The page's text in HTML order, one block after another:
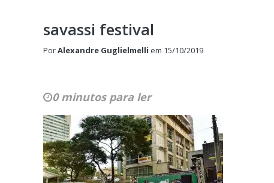
savassi festival
PorAlexandre Guglielmelli em 15/10/2019
0 minutos para ler